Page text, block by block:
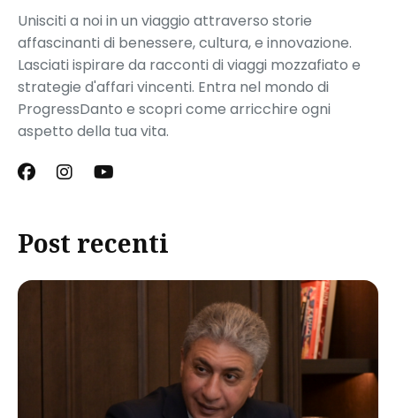
Unisciti a noi in un viaggio attraverso storie
affascinanti di benessere, cultura, e innovazione.
Lasciati ispirare da racconti di viaggi mozzafiato e
strategie d'affari vincenti. Entra nel mondo di
ProgressDanto e scopri come arricchire ogni
aspetto della tua vita.
Post recenti